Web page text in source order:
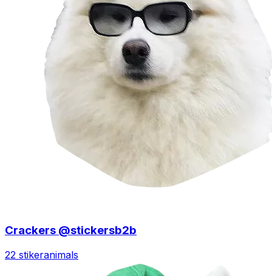
Crackers @stickersb2b
22 stikeranimals